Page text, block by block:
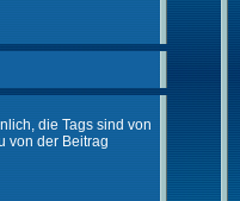
die Tags sind von
von der Beitrag